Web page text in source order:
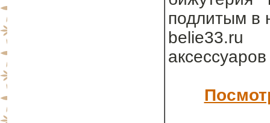
подлитым в
belie33.ru
аксессуаров